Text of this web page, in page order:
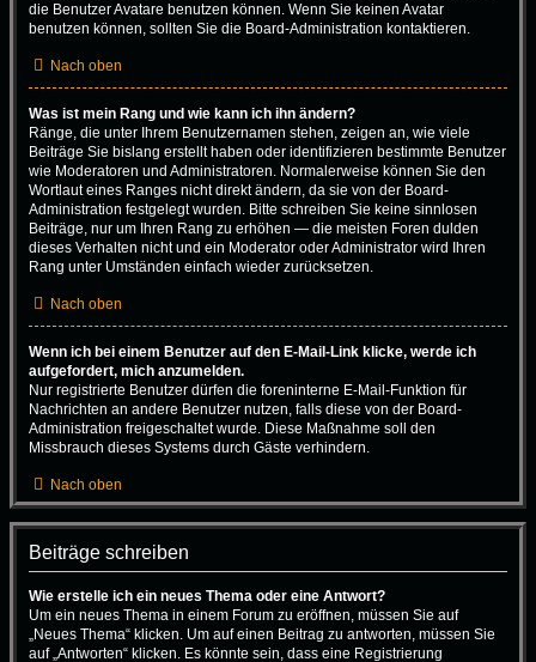
die Benutzer Avatare benutzen können. Wenn Sie keinen Avatar
benutzen können, sollten Sie die Board-Administration kontaktieren.
Nach oben
Was ist mein Rang und wie kann ich ihn ändern?
Ränge, die unter Ihrem Benutzernamen stehen, zeigen an, wie viele
Beiträge Sie bislang erstellt haben oder identifizieren bestimmte Benutzer
wie Moderatoren und Administratoren. Normalerweise können Sie den
Wortlaut eines Ranges nicht direkt ändern, da sie von der Board-
Administration festgelegt wurden. Bitte schreiben Sie keine sinnlosen
Beiträge, nur um Ihren Rang zu erhöhen — die meisten Foren dulden
dieses Verhalten nicht und ein Moderator oder Administrator wird Ihren
Rang unter Umständen einfach wieder zurücksetzen.
Nach oben
Wenn ich bei einem Benutzer auf den E-Mail-Link klicke, werde ich
aufgefordert, mich anzumelden.
Nur registrierte Benutzer dürfen die foreninterne E-Mail-Funktion für
Nachrichten an andere Benutzer nutzen, falls diese von der Board-
Administration freigeschaltet wurde. Diese Maßnahme soll den
Missbrauch dieses Systems durch Gäste verhindern.
Nach oben
Beiträge schreiben
Wie erstelle ich ein neues Thema oder eine Antwort?
Um ein neues Thema in einem Forum zu eröffnen, müssen Sie auf
„Neues Thema“ klicken. Um auf einen Beitrag zu antworten, müssen Sie
auf „Antworten“ klicken. Es könnte sein, dass eine Registrierung